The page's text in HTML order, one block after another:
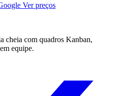
Ver preços
cheia com quadros Kanban,
equipe.